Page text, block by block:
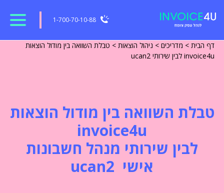
1-700-70-10-88
דף הבית > מדריכים > ניהול הוצאות > טבלת השוואה בין מודול הוצאות
invoice4u לבין שירותי ucan2
טבלת השוואה בין מודול הוצאות
invoice4u
לבין שירותי מנהל חשבונות
אישי ucan2